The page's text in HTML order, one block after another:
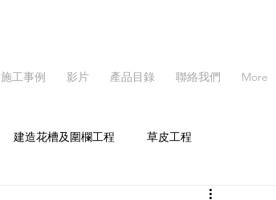
施工事例 影片 產品目錄 聯絡我們 More
建造花槽及圍欄工程 草皮工程